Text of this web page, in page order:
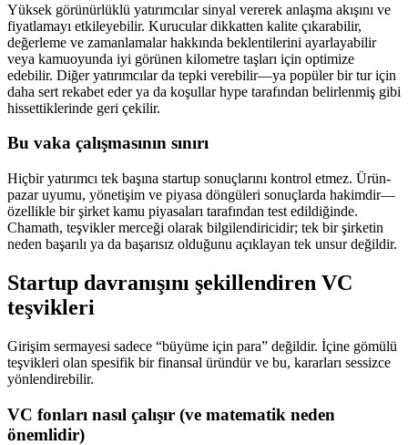
Yüksek görünürlüklü yatırımcılar sinyal vererek anlaşma akışını ve
fiyatlamayı etkileyebilir. Kurucular dikkatten kalite çıkarabilir,
değerleme ve zamanlamalar hakkında beklentilerini ayarlayabilir
veya kamuoyunda iyi görünen kilometre taşları için optimize
edebilir. Diğer yatırımcılar da tepki verebilir—ya popüler bir tur için
daha sert rekabet eder ya da koşullar hype tarafından belirlenmiş gibi
hissettiklerinde geri çekilir.
Bu vaka çalışmasının sınırı
Hiçbir yatırımcı tek başına startup sonuçlarını kontrol etmez. Ürün-
pazar uyumu, yönetişim ve piyasa döngüleri sonuçlarda hakimdir—
özellikle bir şirket kamu piyasaları tarafından test edildiğinde.
Chamath, teşvikler merceği olarak bilgilendiricidir; tek bir şirketin
neden başarılı ya da başarısız olduğunu açıklayan tek unsur değildir.
Startup davranışını şekillendiren VC
teşvikleri
Girişim sermayesi sadece “büyüme için para” değildir. İçine gömülü
teşvikleri olan spesifik bir finansal üründür ve bu, kararları sessizce
yönlendirebilir.
VC fonları nasıl çalışır (ve matematik neden
önemlidir)